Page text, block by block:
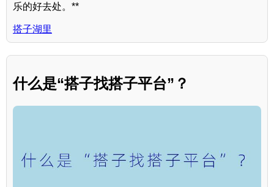
乐的好去处。**
搭子湖里
什么是“搭子找搭子平台”？